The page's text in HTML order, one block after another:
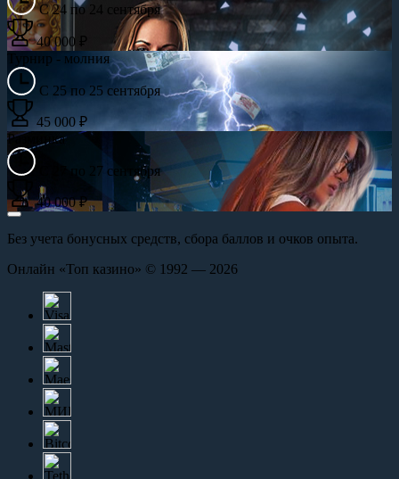
С 24 по 24 сентября
40 000 ₽
Турнир - молния
С 25 по 25 сентября
45 000 ₽
Разминка
С 27 по 27 сентября
40 000 ₽
Без учета бонусных средств, сбора баллов и очков опыта.
Онлайн «Топ казино» © 1992 — 2026